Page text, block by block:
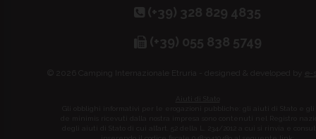
(+39) 328 829 4835
(+39) 055 838 5749
© 2026 Camping Internazionale Etruria - designed & developed by
Gli obblighi informativi per le erogazioni pubbliche: gli aiuti di Stato e